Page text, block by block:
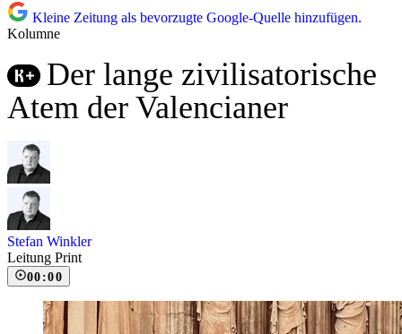
Kleine Zeitung als bevorzugte Google-Quelle hinzufügen.
Kolumne
Der lange zivilisatorische
Atem der Valencianer
Stefan Winkler
Leitung Print
00:00